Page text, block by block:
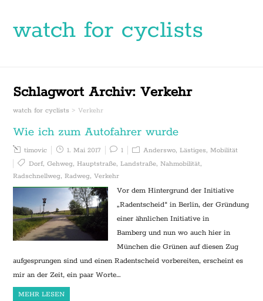
watch for cyclists
Schlagwort Archiv:Verkehr
watch for cyclists > Verkehr
Wie ich zum Autofahrer wurde
timovic 1. Mai 2017 1 Anderswo,Lästiges,Mobilität
Dorf,Gehweg,Hauptstraße,Landstraße,Nahmobilität,
Radschnellweg,Radweg,Verkehr
Vor dem Hintergrund der Initiative
„Radentscheid“ in Berlin, der Gründung
einer ähnlichen Initiative in
Bamberg und nun wo auch hier in
München die Grünen auf diesen Zug
aufgesprungen sind und einen Radentscheid vorbereiten, erscheint es
mir an der Zeit, ein paar Worte…
MEHR LESEN